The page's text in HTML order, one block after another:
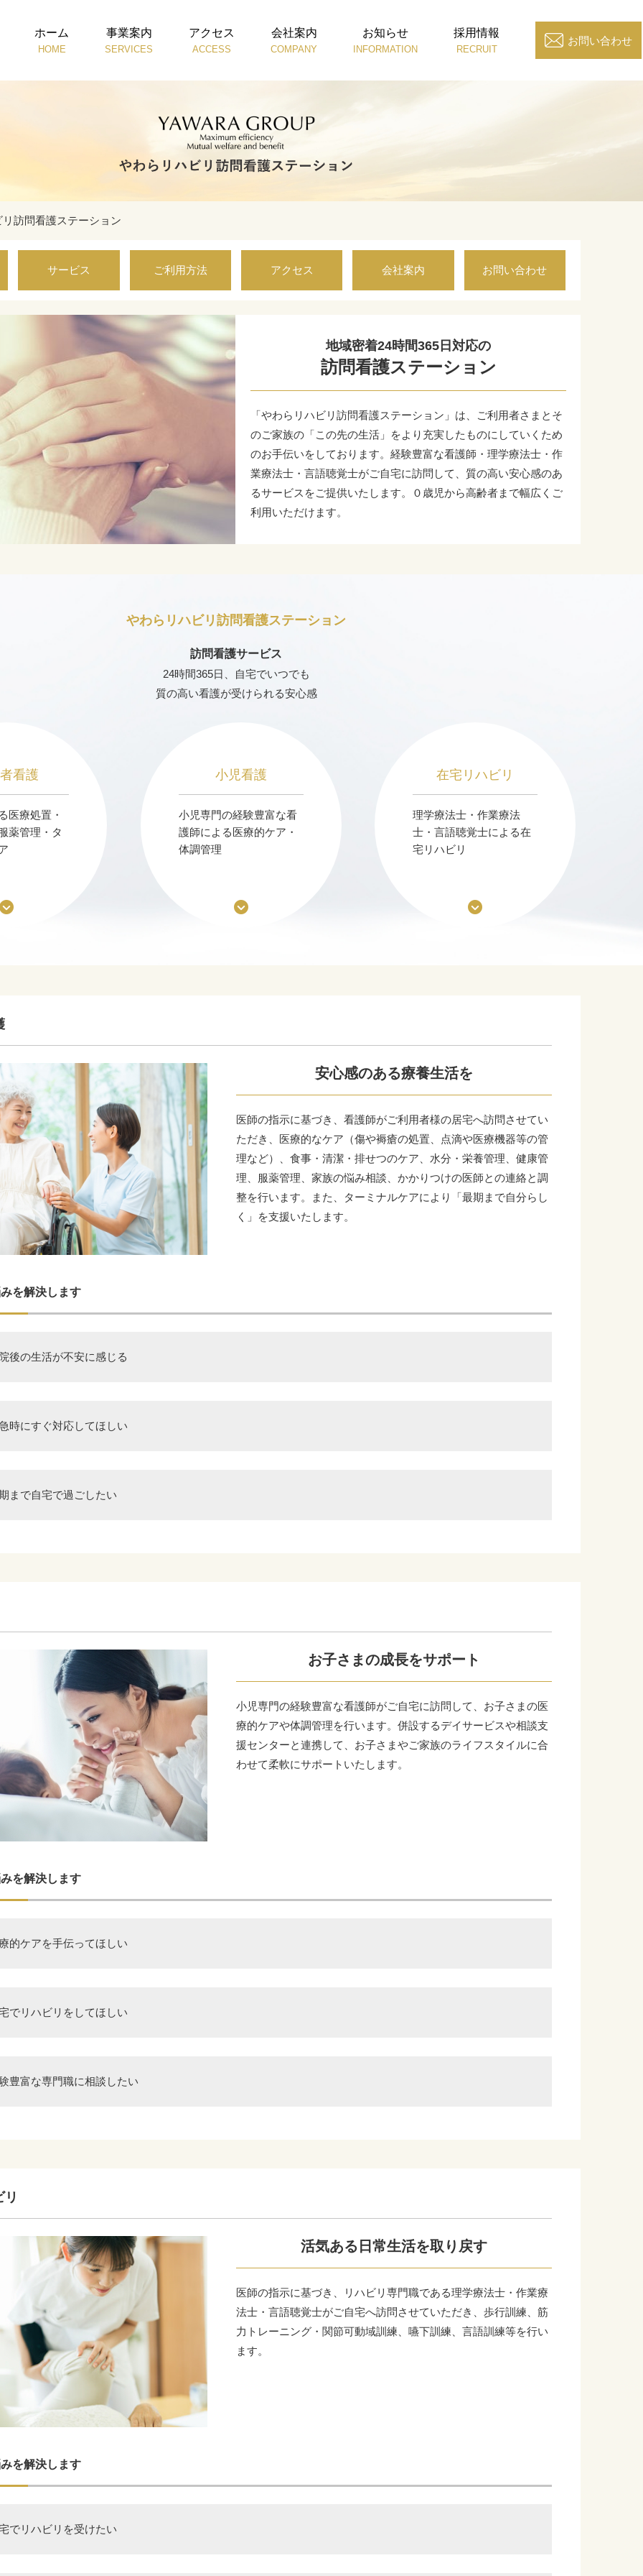
ホーム
HOME
事業案内
SERVICES
アクセス
ACCESS
会社案内
COMPANY
お知らせ
INFORMATION
採用情報
RECRUIT
お問い合わせ
訪問看護ステーション
サービス ご利用方法 アクセス 会社案内 お問い合わせ
地域密着24時間365日対応の
訪問看護ステーション
「やわらリハビリ訪問看護ステーション」は、ご利用者さまとそ
のご家族の「この先の生活」をより充実したものにしていくため
のお手伝いをしております。経験豊富な看護師・理学療法士・作
業療法士・言語聴覚士がご自宅に訪問して、質の高い安心感のあ
るサービスをご提供いたします。０歳児から高齢者まで幅広くご
利用いただけます。
やわらリハビリ訪問看護ステーション
訪問看護サービス
24時間365日、自宅でいつでも
質の高い看護が受けられる安心感
看護
医療処置・
薬管理・タ
小児看護
小児専門の経験豊富な看
護師による医療的ケア・
体調管理
在宅リハビリ
理学療法士・作業療法
士・言語聴覚士による在
宅リハビリ
安心感のある療養生活を
医師の指示に基づき、看護師がご利用者様の居宅へ訪問させてい
ただき、医療的なケア（傷や褥瘡の処置、点滴や医療機器等の管
理など）、食事・清潔・排せつのケア、水分・栄養管理、健康管
理、服薬管理、家族の悩み相談、かかりつけの医師との連絡と調
整を行います。また、ターミナルケアにより「最期まで自分らし
く」を支援いたします。
を解決します
後の生活が不安に感じる
時にすぐ対応してほしい
まで自宅で過ごしたい
お子さまの成長をサポート
小児専門の経験豊富な看護師がご自宅に訪問して、お子さまの医
療的ケアや体調管理を行います。併設するデイサービスや相談支
援センターと連携して、お子さまやご家族のライフスタイルに合
わせて柔軟にサポートいたします。
を解決します
的ケアを手伝ってほしい
でリハビリをしてほしい
豊富な専門職に相談したい
リ
活気ある日常生活を取り戻す
医師の指示に基づき、リハビリ専門職である理学療法士・作業療
法士・言語聴覚士がご自宅へ訪問させていただき、歩行訓練、筋
力トレーニング・関節可動域訓練、嚥下訓練、言語訓練等を行い
ます。
を解決します
でリハビリを受けたい